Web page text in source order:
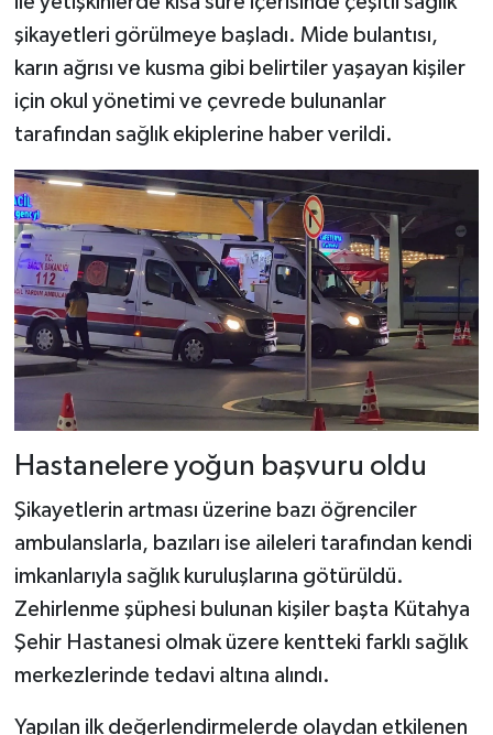
şikayetleri görülmeye başladı. Mide bulantısı,
karın ağrısı ve kusma gibi belirtiler yaşayan kişiler
için okul yönetimi ve çevrede bulunanlar
tarafından sağlık ekiplerine haber verildi.
Hastanelere yoğun başvuru oldu
Şikayetlerin artması üzerine bazı öğrenciler
ambulanslarla, bazıları ise aileleri tarafından kendi
imkanlarıyla sağlık kuruluşlarına götürüldü.
Zehirlenme şüphesi bulunan kişiler başta Kütahya
Şehir Hastanesi olmak üzere kentteki farklı sağlık
merkezlerinde tedavi altına alındı.
Yapılan ilk değerlendirmelerde olaydan etkilenen